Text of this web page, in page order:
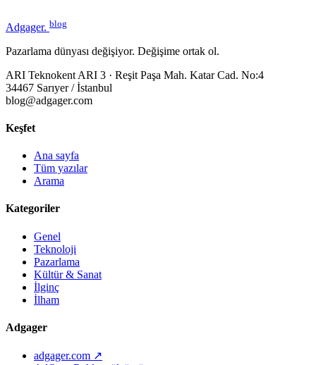
Adgager. blog
Pazarlama dünyası değişiyor. Değişime ortak ol.
ARI Teknokent ARI 3 · Reşit Paşa Mah. Katar Cad. No:4
34467 Sarıyer / İstanbul
blog@adgager.com
Keşfet
Ana sayfa
Tüm yazılar
Arama
Kategoriler
Genel
Teknoloji
Pazarlama
Kültür & Sanat
İlginç
İlham
Adgager
adgager.com ↗